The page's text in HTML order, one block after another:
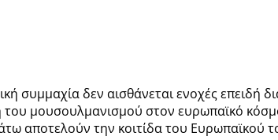
συμμαχία δεν αισθάνεται ενοχές επειδή
μουσουλμανισμού στον ευρωπαϊκό
αποτελούν την κοιτίδα του Ευρωπαϊκού